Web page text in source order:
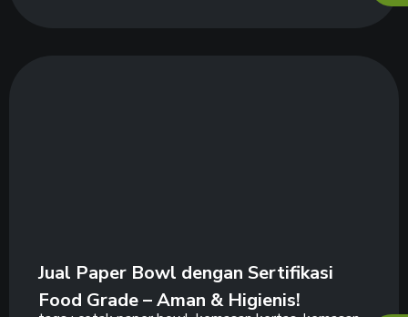
Jual Paper Bowl dengan Sertifikasi
Food Grade – Aman & Higienis!